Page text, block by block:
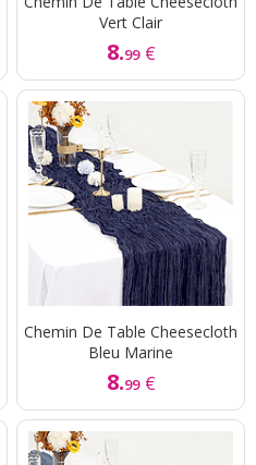
Vert Clair
8.99 €
Chemin De Table Cheesecloth
Bleu Marine
8.99 €